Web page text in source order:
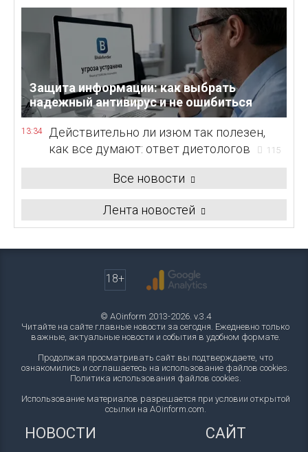
Защита информации: как выбрать
надежный антивирус и не ошибиться
13:34
Действительно ли изюм так полезен,
как все думают: ответ диетологов
115
Все новости
Лента новостей
18+
© AOinform 2013-2026. v.3.4
Читайте на сайте главные новости за сегодня. Ежедневно только
важные, актуальные новости и события в удобном формате.
Продолжая просматривать сайт вы подтверждаете, что
ознакомились и соглашаетесь на использование файлов cookies.
Политика использования файлов cookies.
Использование материалов разрешается при условии открытой
ссылки на AOinform.com.
НОВОСТИ САЙТ